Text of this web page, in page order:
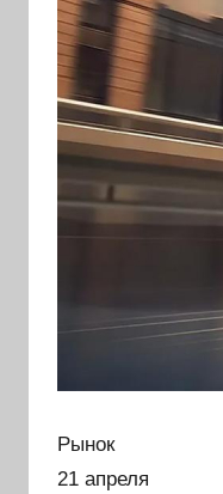
Рынок
21 апреля